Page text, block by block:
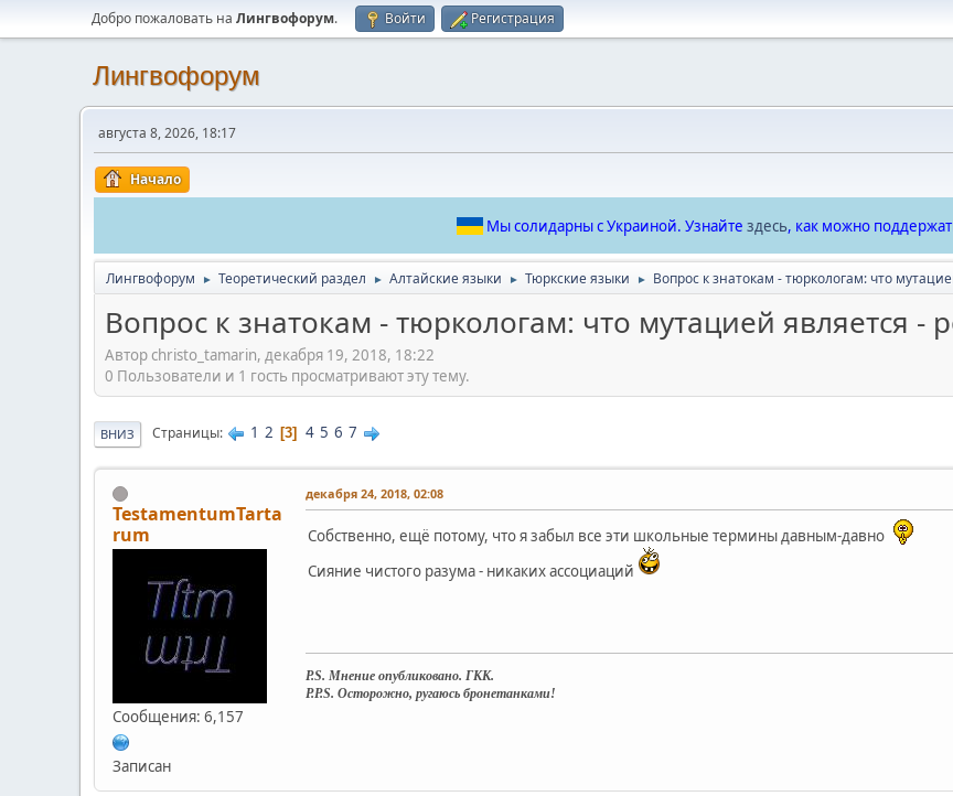
Добро пожаловать на Лингвофорум. Войти Регистрация
Лингвофорум
августа 8, 2026, 18:17
Начало
Мы солидарны с Украиной. Узнайте здесь, как можно
Лингвофорум ► Теоретический раздел ► Алтайские языки ► Тюркские языки ► Вопрос к знатокам - тюркологам: что
Вопрос к знатокам - тюркологам: что мутацией является -
Автор christo_tamarin, декабря 19, 2018, 18:22
0 Пользователи и 1 гость просматривают эту тему.
ВНИЗ Страницы 1 2 3 4 5 6 7
TestamentumTarta
rum
Сообщения: 6,157
Записан
декабря 24, 2018, 02:08
Собственно, ещё потому, что я забыл все эти школьные термины давным-давно
Сияние чистого разума - никаких ассоциаций
P.S. Мнение опубликовано. ГКК.
P.P.S. Осторожно, ругаюсь бронетанками!